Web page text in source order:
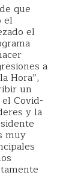
que
el
el
a
Hora”,
un
Covid-
y la
muy